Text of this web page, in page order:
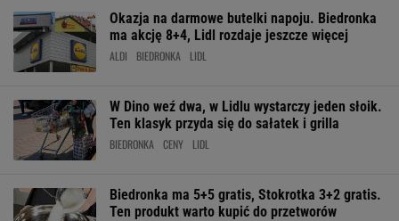
Okazja na darmowe butelki napoju. Biedronka
ma akcję 8+4, Lidl rozdaje jeszcze więcej
ALDI BIEDRONKA LIDL
W Dino weź dwa, w Lidlu wystarczy jeden słoik.
Ten klasyk przyda się do sałatek i grilla
BIEDRONKA CENY LIDL
Biedronka ma 5+5 gratis, Stokrotka 3+2 gratis.
Ten produkt warto kupić do przetworów